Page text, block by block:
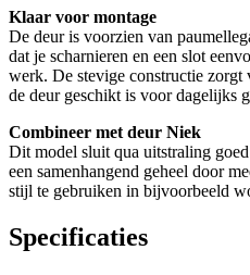
Klaar voor montage
De deur is voorzien van
dat je scharnieren en een slot
werk. De stevige constructie zorgt
de deur geschikt is voor dagelijks
Combineer met deur Niek
Dit model sluit qua uitstraling
een samenhangend geheel door
stijl te gebruiken in bijvoorbeeld
Specificaties